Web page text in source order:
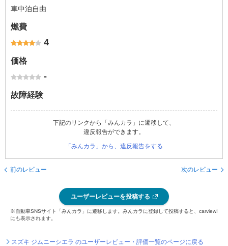
車中泊自由
燃費
4
価格
-
故障経験
下記のリンクから「みんカラ」に遷移して、
違反報告ができます。
「みんカラ」から、違反報告をする
前のレビュー 次のレビュー
ユーザーレビューを投稿する
※自動車SNSサイト「みんカラ」に遷移します。みんカラに登録して投稿すると、carview!
にも表示されます。
スズキ ジムニーシエラ のユーザーレビュー・評価一覧のページに戻る